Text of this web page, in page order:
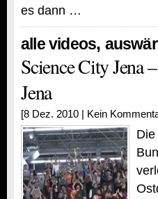
es dann …
alle videos,
Science City Jena
Jena
[8 Dez. 2010 | Kein